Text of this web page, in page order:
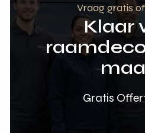
Vraag gratis
Klaar
Gratis